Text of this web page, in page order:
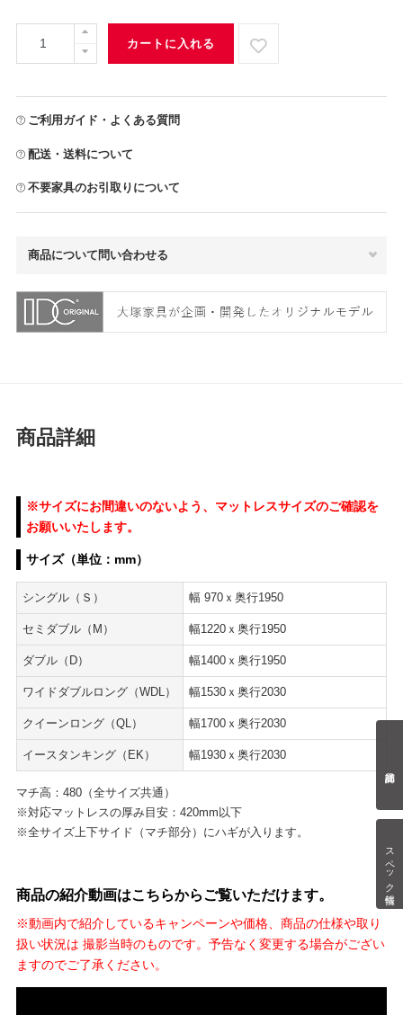
スペック情報
カートに入れる
ご利用ガイド・よくある質問
配送・送料について
不要家具のお引取りについて
商品について問い合わせる
商品詳細
※サイズにお間違いのないよう、マットレスサイズのご確認を
お願いいたします。
サイズ（単位：mm）
シングル（Ｓ） 幅 970ｘ奥行1950
セミダブル（M） 幅1220ｘ奥行1950
ダブル（D） 幅1400ｘ奥行1950
ワイドダブルロング（WDL） 幅1530ｘ奥行2030
クイーンロング（QL） 幅1700ｘ奥行2030
イースタンキング（EK） 幅1930ｘ奥行2030
マチ高：480（全サイズ共通）
※対応マットレスの厚み目安：420mm以下
※全サイズ上下サイド（マチ部分）にハギが入ります。
商品の紹介動画はこちらからご覧いただけます。
※動画内で紹介しているキャンペーンや価格、商品の仕様や取り
扱い状況は 撮影当時のものです。予告なく変更する場合がござい
ますのでご了承ください。